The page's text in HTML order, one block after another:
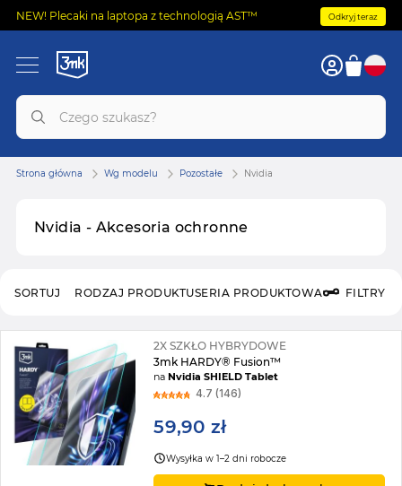
NEW! Plecaki na laptopa z technologią AST™ Odkryj teraz
Nvidia - Akcesoria ochronne
Strona główna Wg modelu Pozostałe Nvidia
RODZAJ PRODUKTUSERIA PRODUKTOWA FILTRY
SORTUJ
2X SZKŁO HYBRYDOWE
3mk HARDY® Fusion™
naNvidia SHIELD Tablet
4.7 (146)
59,90 zł
Wysyłka w 1–2 dni robocze